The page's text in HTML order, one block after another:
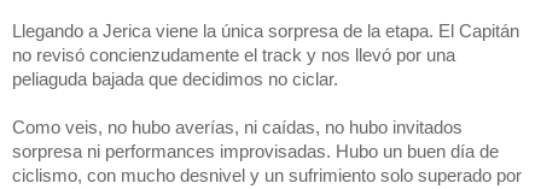
Llegando a Jerica viene la única sorpresa de la etapa. El Capitán
no revisó concienzudamente el track y nos llevó por una
peliaguda bajada que decidimos no ciclar.
Como veis, no hubo averías, ni caídas, no hubo invitados
sorpresa ni performances improvisadas. Hubo un buen día de
ciclismo, con mucho desnivel y un sufrimiento solo superado por